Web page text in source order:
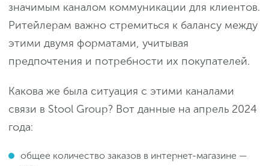
значимым каналом коммуникации для клиентов.
Ритейлерам важно стремиться к балансу между
этими двумя форматами, учитывая
предпочтения и потребности их покупателей.
Какова же была ситуация с этими каналами
связи в Stool Group? Вот данные на апрель 2024
года:
общее количество заказов в интернет-магазине —